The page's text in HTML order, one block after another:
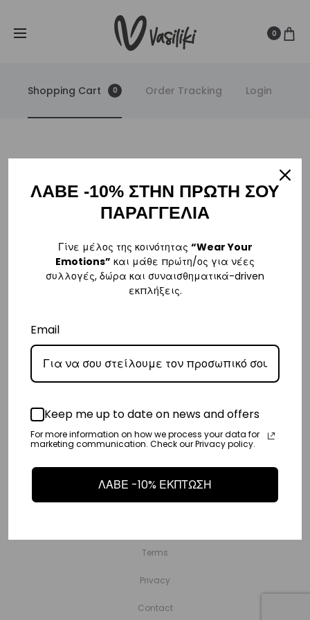
των
80€ 0
Shopping Cart 0 Order Tracking Login
C
Το καλάθι σας είναι προς το παρόν άδειο.
Επιστροφή στο κατάστημα
Shop
Emotions
Sports Club
Terms
Privacy
Contact
ΛΑΒΕ -10% ΣΤΗΝ ΠΡΩΤΗ ΣΟΥ
ΠΑΡΑΓΓΕΛΙΑ
Γίνε μέλος της κοινότητας “Wear Your
Emotions” και μάθε πρώτη/ος για νέες
συλλογές, δώρα και συναισθηματικά-driven
εκπλήξεις.
Email
Keep me up to date on news and offers
For more information on how we process your data for
marketing communication. Check our Privacy policy.
ΛΑΒΕ -10% ΕΚΠΤΩΣΗ